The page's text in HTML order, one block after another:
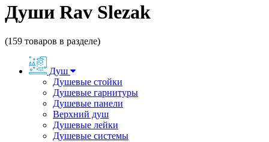
Души Rav Slezak
(159 товаров в разделе)
Душ
Душевые стойки
Душевые гарнитуры
Душевые панели
Верхний душ
Душевые лейки
Душевые системы